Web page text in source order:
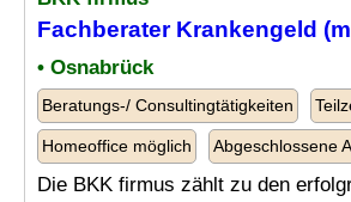
Fachberater Krankengeld
• Osnabrück
Beratungs-/ Consultingtätigkeiten
Homeoffice möglich Abgeschlossene
Die BKK firmus zählt zu den